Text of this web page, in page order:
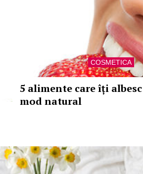
COSMETICA
5 alimente care îți
mod natural